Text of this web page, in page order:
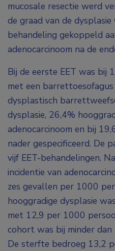
mucosale resectie werd
de graad van de
behandeling gekoppeld
adenocarcinoom na de
Bij de eerste EET was bij
met een
dysplastisch
dysplasie, 26,4%
adenocarcinoom en bij
nader gespecificeerd. De
vijf EET-behandelingen.
incidentie van
zes gevallen per 1000
hooggradige dysplasie
met 12,9 per 1000
cohort was bij minder dan
De sterfte bedroeg 13,2